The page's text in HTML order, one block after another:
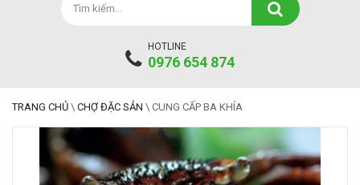
HOTLINE
0976 654 874
TRANG CHỦ \ CHỢ ĐẶC SẢN \ CUNG CẤP BA KHÍA